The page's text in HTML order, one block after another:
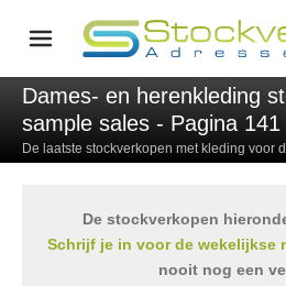
Dames- en herenkleding
sample sales - Pagina 141
De laatste stockverkopen met kleding voor
De stockverkopen
Schrijf je in voor de wekelijkse
nooit nog een